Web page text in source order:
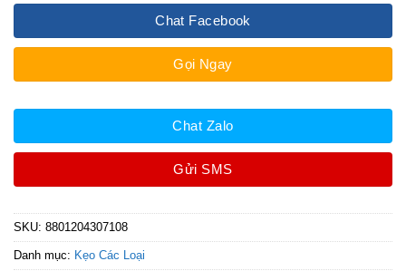
Chat Facebook
Gọi Ngay
Chat Zalo
Gửi SMS
SKU: 8801204307108
Danh mục: Kẹo Các Loại